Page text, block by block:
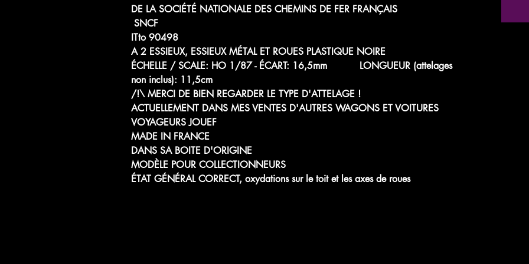
DE LA SOCIÉTÉ NATIONALE DES CHEMINS DE FER FRANÇAIS
SNCF
ITto 90498
A 2 ESSIEUX, ESSIEUX MÉTAL ET ROUES PLASTIQUE NOIRE
ÉCHELLE / SCALE: HO 1/87 - ÉCART: 16,5mm LONGUEUR (attelages
non inclus): 11,5cm
/!\ MERCI DE BIEN REGARDER LE TYPE D'ATTELAGE !
ACTUELLEMENT DANS MES VENTES D'AUTRES WAGONS ET VOITURES
VOYAGEURS JOUEF
MADE IN FRANCE
DANS SA BOITE D'ORIGINE
MODÈLE POUR COLLECTIONNEURS
ÉTAT GÉNÉRAL CORRECT, oxydations sur le toit et les axes de roues